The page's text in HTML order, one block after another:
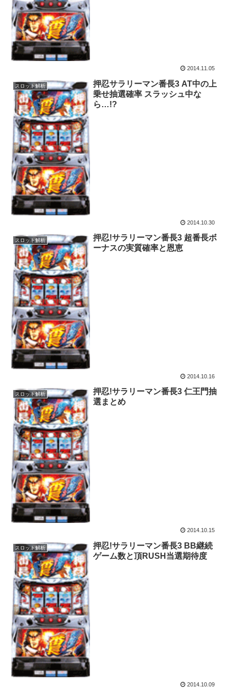
2014.11.05
スロット解析
押忍サラリーマン番長3 AT中の上
乗せ抽選確率 スラッシュ中な
ら…!?
2014.10.30
スロット解析
押忍!サラリーマン番長3 超番長ボ
ーナスの実質確率と恩恵
2014.10.16
スロット解析
押忍!サラリーマン番長3 仁王門抽
選まとめ
2014.10.15
スロット解析
押忍!サラリーマン番長3 BB継続
ゲーム数と頂RUSH当選期待度
2014.10.09